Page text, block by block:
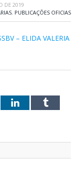
DE 2019
, PUBLICAÇÕES OFICIAS
– ELIDA VALERIA
LinkedInTumblr